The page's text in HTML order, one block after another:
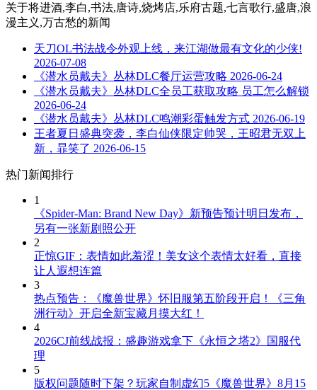
关于将进酒,李白,书法,唐诗,烧烤店,乐府古题,七言歌行,盛唐,浪
漫主义,万古愁的新闻
天刀OL书法战令外观上线，来江湖做最有文化的少侠!
2026-07-08
《潜水员戴夫》丛林DLC餐厅运营攻略 2026-06-24
《潜水员戴夫》丛林DLC全员工获取攻略 员工怎么解锁
2026-06-24
《潜水员戴夫》丛林DLC鸣潮彩蛋触发方式 2026-06-19
王者夏日盛典突袭，李白仙侠限定帅哭，王昭君无双上
新，暃笑了 2026-06-15
热门新闻排行
1
《Spider-Man: Brand New Day》新预告预计明日发布，
另有一张新剧照公开
2
正惊GIF：表情如此羞涩！美女这个表情太好看，直接
让人遐想连篇
3
热点预告：《魔兽世界》怀旧服第五阶段开启！《三角
洲行动》开启全新宝藏月摸大红！
4
2026CJ前线战报：盛趣游戏拿下《永恒之塔2》国服代
理
5
版权问题随时下架？玩家自制虚幻5《魔兽世界》8月15